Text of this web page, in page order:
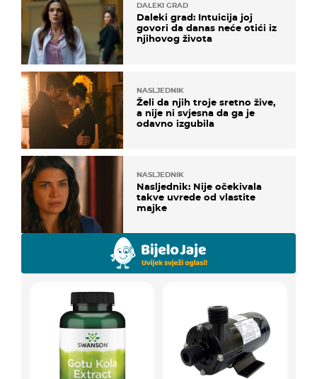
DALEKI GRAD
Daleki grad: Intuicija joj
govori da danas neće otići iz
njihovog života
NASLJEDNIK
Želi da njih troje sretno žive,
a nije ni svjesna da ga je
odavno izgubila
NASLJEDNIK
Nasljednik: Nije očekivala
takve uvrede od vlastite
majke